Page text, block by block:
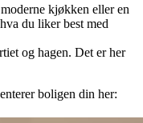
kjøkken eller en
du liker best med
og hagen. Det er her
boligen din her: